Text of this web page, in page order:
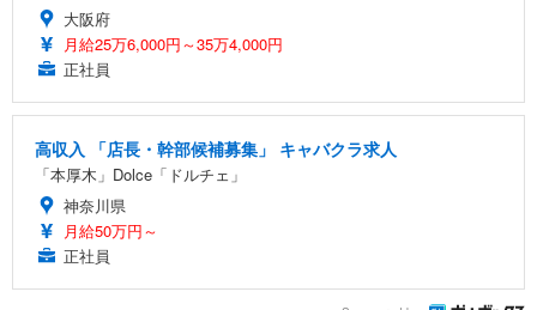
大阪府
月給25万6,000円～35万4,000円
正社員
高収入 「店長・幹部候補募集」 キャバクラ求人
「本厚木」Dolce「ドルチェ」
神奈川県
月給50万円～
正社員